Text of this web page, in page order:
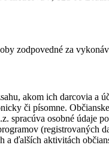
zodpovedné za
akom ich darcovia
či písomne.
spracúva osobné
ďalších aktivitách